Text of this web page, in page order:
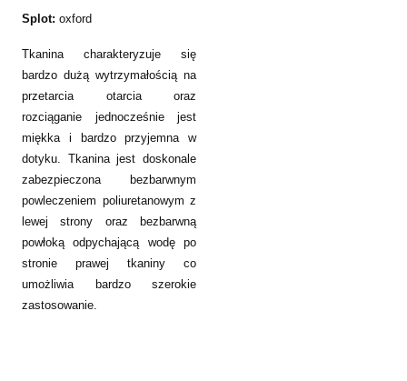
Splot: oxford
Tkanina charakteryzuje się
bardzo dużą wytrzymałością na
przetarcia otarcia oraz
rozciąganie jednocześnie jest
miękka i bardzo przyjemna w
dotyku. Tkanina jest doskonale
zabezpieczona bezbarwnym
powleczeniem poliuretanowym z
lewej strony oraz bezbarwną
powłoką odpychającą wodę po
stronie prawej tkaniny co
umożliwia bardzo szerokie
zastosowanie.